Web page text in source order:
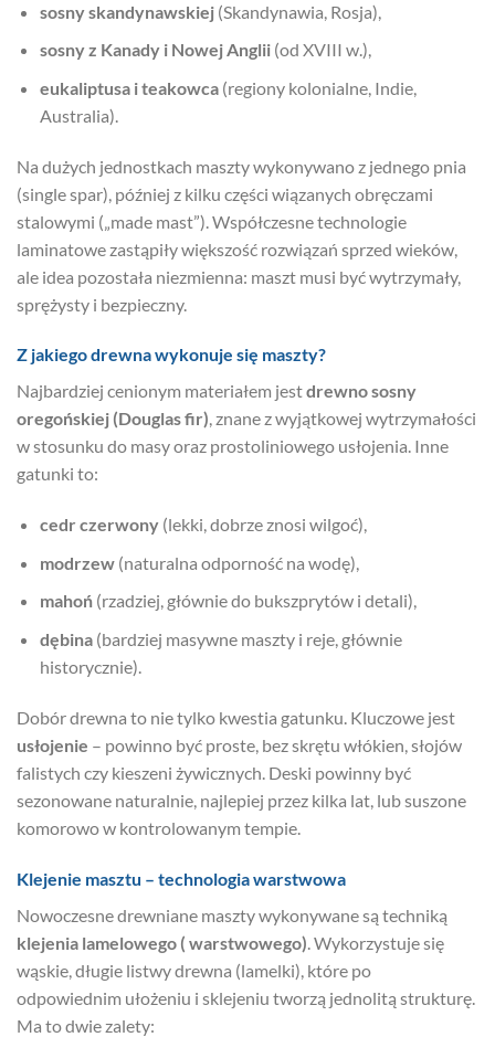
sosny skandynawskiej(Skandynawia, Rosja),
sosny z Kanady i Nowej Anglii(od XVIII w.),
eukaliptusa i teakowca(regiony kolonialne, Indie,
Australia).
Na dużych jednostkach maszty wykonywano z jednego pnia
(single spar), później z kilku części wiązanych obręczami
stalowymi („made mast”). Współczesne technologie
laminatowe zastąpiły większość rozwiązań sprzed wieków,
ale idea pozostała niezmienna: maszt musi być wytrzymały,
sprężysty i bezpieczny.
Z jakiego drewna wykonuje się maszty?
Najbardziej cenionym materiałem jestdrewno sosny
oregońskiej (Douglas fir), znane z wyjątkowej wytrzymałości
w stosunku do masy oraz prostoliniowego usłojenia. Inne
gatunki to:
cedr czerwony(lekki, dobrze znosi wilgoć),
modrzew(naturalna odporność na wodę),
mahoń(rzadziej, głównie do bukszprytów i detali),
dębina(bardziej masywne maszty i reje, głównie
historycznie).
Dobór drewna to nie tylko kwestia gatunku. Kluczowe jest
usłojenie – powinno być proste, bez skrętu włókien, słojów
falistych czy kieszeni żywicznych. Deski powinny być
sezonowane naturalnie, najlepiej przez kilka lat, lub suszone
komorowo w kontrolowanym tempie.
Klejenie masztu – technologia warstwowa
Nowoczesne drewniane maszty wykonywane są techniką
klejenia lamelowego ( warstwowego) . Wykorzystuje się
wąskie, długie listwy drewna (lamelki), które po
odpowiednim ułożeniu i sklejeniu tworzą jednolitą strukturę.
Ma to dwie zalety: